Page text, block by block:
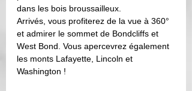
dans les bois broussailleux.
Arrivés, vous profiterez de la vue à 360°
et admirer le sommet de Bondcliffs et
West Bond. Vous apercevrez également
les monts Lafayette, Lincoln et
Washington !